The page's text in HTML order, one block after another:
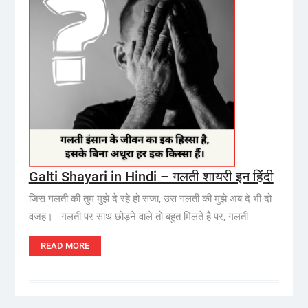
Galti Shayari in Hindi – गलती शायरी इन हिंदी
जिस गलती की तुम मुझे दे रहे हो सजा, उस गलती की मुझे अब दे भी दो
वजह। गलती पर साथ छोड़ने वाले तो बहुत मिलते है पर, गलती
READ MORE